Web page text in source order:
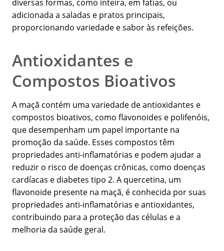
diversas formas, como inteira, em fatias, ou
adicionada a saladas e pratos principais,
proporcionando variedade e sabor às refeições.
Antioxidantes e
Compostos Bioativos
A maçã contém uma variedade de antioxidantes e
compostos bioativos, como flavonoides e polifenóis,
que desempenham um papel importante na
promoção da saúde. Esses compostos têm
propriedades anti-inflamatórias e podem ajudar a
reduzir o risco de doenças crônicas, como doenças
cardíacas e diabetes tipo 2. A quercetina, um
flavonoide presente na maçã, é conhecida por suas
propriedades anti-inflamatórias e antioxidantes,
contribuindo para a proteção das células e a
melhoria da saúde geral.